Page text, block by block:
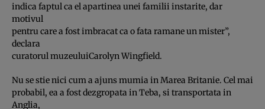
indica faptul ca el apartinea unei familii instarite, dar
motivul
pentru care a fost imbracat ca o fata ramane un mister”,
declara
curatorul muzeuluiCarolyn Wingfield.
Nu se stie nici cum a ajuns mumia in Marea Britanie. Cel mai
probabil, ea a fost dezgropata in Teba, si transportata in
Anglia,